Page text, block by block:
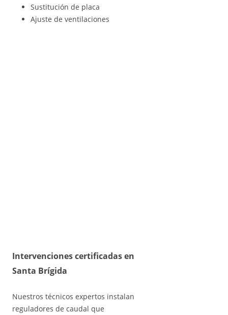
Sustitución de placa
Ajuste de ventilaciones
Intervenciones certificadas en
Santa Brígida
Nuestros técnicos expertos instalan
reguladores de caudal que